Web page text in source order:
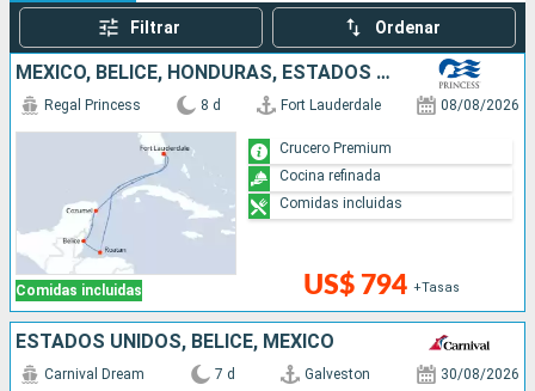
Filtrar Ordenar
MÉXICO, BELICE, HONDURAS, ESTADOS UNIDOS
Comidas incluidas
Regal Princess 8 d Fort Lauderdale 08/08/2026
US$ 794 +Tasas
Crucero Premium
Cocina refinada
Comidas incluidas
ESTADOS UNIDOS, BELICE, MÉXICO
Carnival Dream 7 d Galveston 30/08/2026